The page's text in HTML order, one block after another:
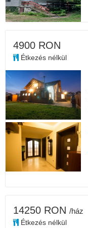
4900 RON
Étkezés nélkül
14250 RON /ház
Étkezés nélkül